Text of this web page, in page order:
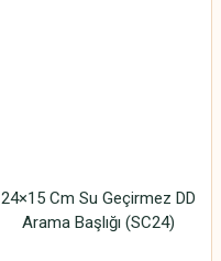
24×15 Cm Su Geçirmez DD
Arama Başlığı (SC24)